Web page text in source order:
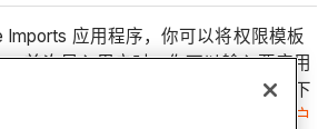
Imports 应用程序，你可以将权限模板
首次导入用户时，你可以输入要应用
还可以为已导入（或在未导入的情况下
模板。 有关详细信息，请参阅
将用户